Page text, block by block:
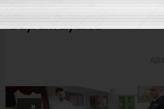
Aksaray’da jandarmadan
bayram ziyareti